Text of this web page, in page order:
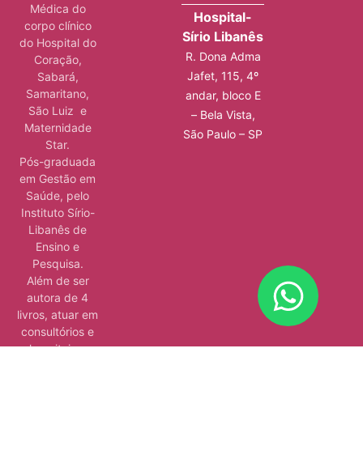
Médica do
corpo clínico
do Hospital do
Coração,
Sabará,
Samaritano,
São Luiz e
Maternidade
Star.
Pós-graduada
em Gestão em
Saúde, pelo
Instituto Sírio-
Libanês de
Ensino e
Pesquisa.
Além de ser
autora de 4
livros, atuar em
consultórios e
hospitais e
Hospital-
Sírio Libanês
R. Dona Adma
Jafet, 115, 4º
andar, bloco E
– Bela Vista,
São Paulo – SP